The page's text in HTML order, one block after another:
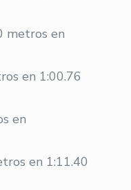
metros en
en 1:00.76
en
en 1:11.40